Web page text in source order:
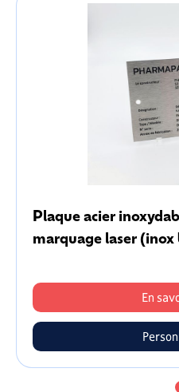
Plaque acier
marquage laser
En